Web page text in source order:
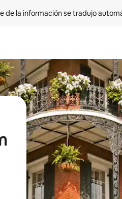
de la información se tradujo